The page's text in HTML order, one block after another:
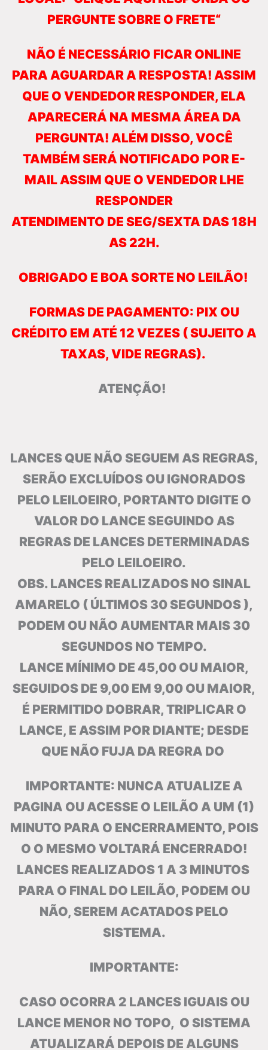
PERGUNTE SOBRE O FRETE“
NÃO É NECESSÁRIO FICAR ONLINE
PARA AGUARDAR A RESPOSTA! ASSIM
QUE O VENDEDOR RESPONDER, ELA
APARECERÁ NA MESMA ÁREA DA
PERGUNTA! ALÉM DISSO, VOCÊ
TAMBÉM SERÁ NOTIFICADO POR E-
MAIL ASSIM QUE O VENDEDOR LHE
RESPONDER
ATENDIMENTO DE SEG/SEXTA DAS 18H
AS 22H.
OBRIGADO E BOA SORTE NO LEILÃO!
FORMAS DE PAGAMENTO: PIX OU
CRÉDITO EM ATÉ 12 VEZES ( SUJEITO A
TAXAS, VIDE REGRAS).
ATENÇÃO!
LANCES QUE NÃO SEGUEM AS REGRAS,
SERÃO EXCLUÍDOS OU IGNORADOS
PELO LEILOEIRO, PORTANTO DIGITE O
VALOR DO LANCE SEGUINDO AS
REGRAS DE LANCES DETERMINADAS
PELO LEILOEIRO.
OBS. LANCES REALIZADOS NO SINAL
AMARELO ( ÚLTIMOS 30 SEGUNDOS ),
PODEM OU NÃO AUMENTAR MAIS 30
SEGUNDOS NO TEMPO.
LANCE MÍNIMO DE 45,00 OU MAIOR,
SEGUIDOS DE 9,00 EM 9,00 OU MAIOR,
É PERMITIDO DOBRAR, TRIPLICAR O
LANCE, E ASSIM POR DIANTE; DESDE
QUE NÃO FUJA DA REGRA DO
IMPORTANTE: NUNCA ATUALIZE A
PAGINA OU ACESSE O LEILÃO A UM (1)
MINUTO PARA O ENCERRAMENTO, POIS
O O MESMO VOLTARÁ ENCERRADO!
LANCES REALIZADOS 1 A 3 MINUTOS
PARA O FINAL DO LEILÃO, PODEM OU
NÃO, SEREM ACATADOS PELO
SISTEMA.
IMPORTANTE:
CASO OCORRA 2 LANCES IGUAIS OU
LANCE MENOR NO TOPO, O SISTEMA
ATUALIZARÁ DEPOIS DE ALGUNS